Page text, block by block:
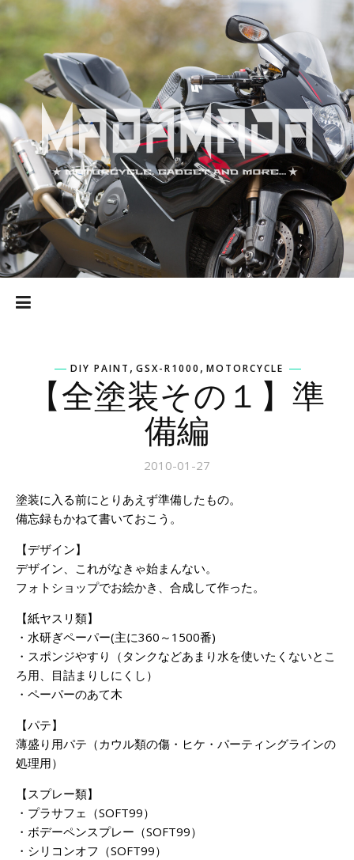
DIY PAINT , GSX-R1000 , MOTORCYCLE
【全塗装その１】準
備編
2010-01-27
塗装に入る前にとりあえず準備したもの。
備忘録もかねて書いておこう。
【デザイン】
デザイン、これがなきゃ始まんない。
フォトショップでお絵かき、合成して作った。
【紙ヤスリ類】
・水研ぎペーパー(主に360～1500番)
・スポンジやすり（タンクなどあまり水を使いたくないとこ
ろ用、目詰まりしにくし）
・ペーパーのあて木
【パテ】
薄盛り用パテ（カウル類の傷・ヒケ・パーティングラインの
処理用）
【スプレー類】
・プラサフェ（SOFT99）
・ボデーペンスプレー（SOFT99）
・シリコンオフ（SOFT99）